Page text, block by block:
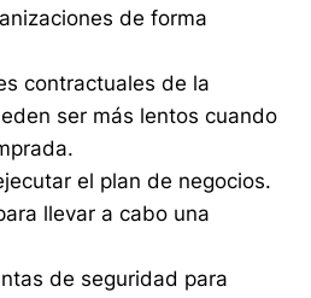
de forma
contractuales de la
ser más lentos cuando
el plan de negocios.
llevar a cabo una
de seguridad para